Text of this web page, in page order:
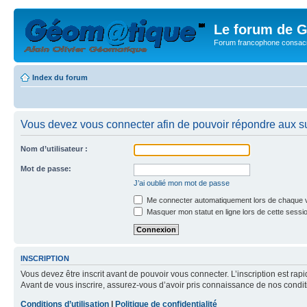
Le forum de
Forum francophone
Index du forum
Vous devez vous connecter afin de pouvoir répondre aux
Nom d’utilisateur :
Mot de passe:
J’ai oublié mon mot de passe
Me connecter automatiquement lors de chaque
Masquer mon statut en ligne lors de cette
INSCRIPTION
Vous devez être inscrit avant de pouvoir vous connecter. L’inscription est
Avant de vous inscrire, assurez-vous d’avoir pris connaissance de nos
Conditions d’utilisation
Politique de confidentialité